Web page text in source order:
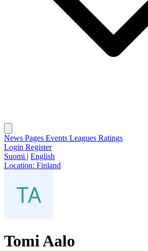
News Pages Events Leagues Ratings
Login Register
Suomi | English
Location: Finland
TomiAalo